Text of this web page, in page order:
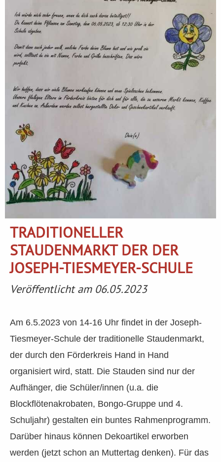
TRADITIONELLER
STAUDENMARKT DER DER
JOSEPH-TIESMEYER-SCHULE
Veröffentlicht am 06.05.2023
Am 6.5.2023 von 14-16 Uhr findet in der Joseph-
Tiesmeyer-Schule der traditionelle Staudenmarkt,
der durch den Förderkreis Hand in Hand
organisiert wird, statt. Die Stauden sind nur der
Aufhänger, die Schüler/innen (u.a. die
Blockflötenakrobaten, Bongo-Gruppe und 4.
Schuljahr) gestalten ein buntes Rahmenprogramm.
Darüber hinaus können Dekoartikel erworben
werden (jetzt schon an Muttertag denken). Für das